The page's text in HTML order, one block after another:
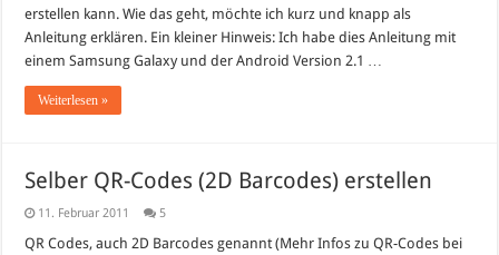
erstellen kann. Wie das geht, möchte ich kurz und knapp als
Anleitung erklären. Ein kleiner Hinweis: Ich habe dies Anleitung mit
einem Samsung Galaxy und der Android Version 2.1 …
Weiterlesen »
Selber QR-Codes (2D Barcodes) erstellen
11. Februar 2011 5
QR Codes, auch 2D Barcodes genannt (Mehr Infos zu QR-Codes bei